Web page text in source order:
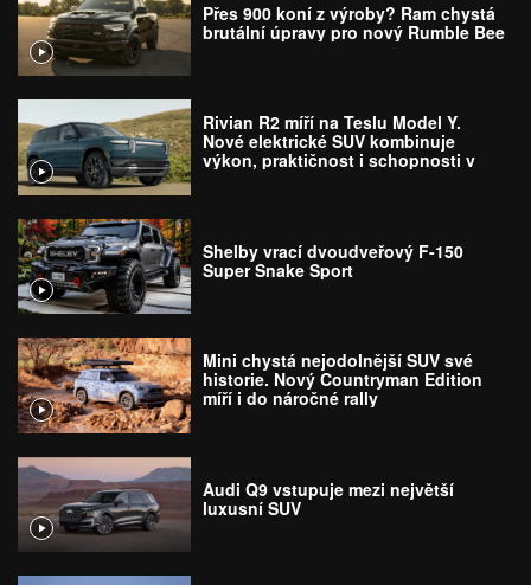
Přes 900 koní z výroby? Ram chystá
brutální úpravy pro nový Rumble Bee
Rivian R2 míří na Teslu Model Y.
Nové elektrické SUV kombinuje
výkon, praktičnost i schopnosti v
Shelby vrací dvoudveřový F-150
Super Snake Sport
Mini chystá nejodolnější SUV své
historie. Nový Countryman Edition
míří i do náročné rally
Audi Q9 vstupuje mezi největší
luxusní SUV